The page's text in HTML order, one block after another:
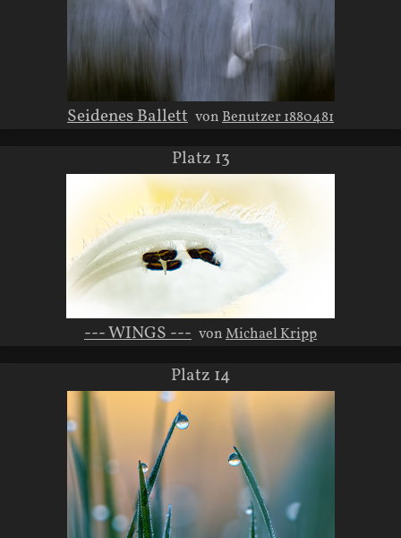
Seidenes Ballett vonBenutzer 1880481
Platz 13
--- WINGS --- vonMichael Kripp
Platz 14